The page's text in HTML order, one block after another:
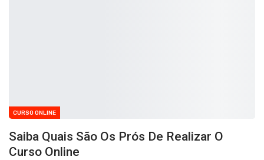
CURSO ONLINE
Saiba Quais São Os Prós De Realizar O
Curso Online